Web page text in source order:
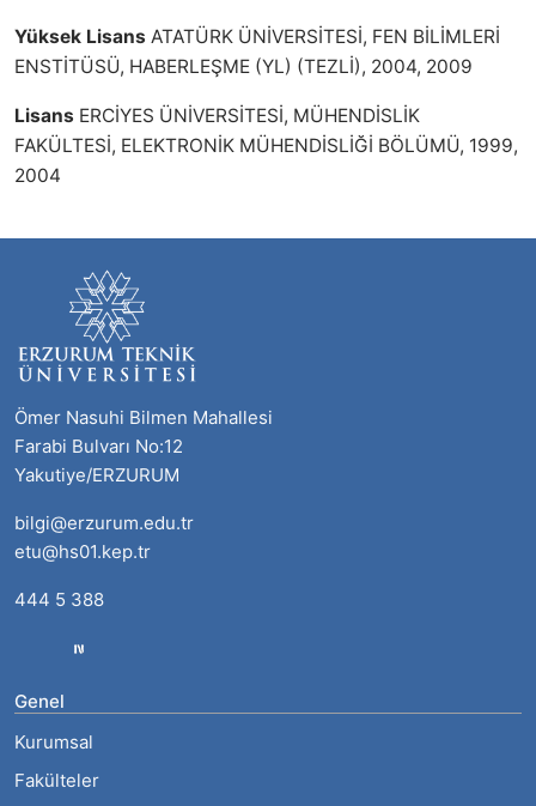
Yüksek Lisans ATATÜRK ÜNİVERSİTESİ, FEN BİLİMLERİ
ENSTİTÜSÜ, HABERLEŞME (YL) (TEZLİ), 2004, 2009
Lisans ERCİYES ÜNİVERSİTESİ, MÜHENDİSLİK
FAKÜLTESİ, ELEKTRONİK MÜHENDİSLİĞİ BÖLÜMÜ, 1999,
2004
Ömer Nasuhi Bilmen Mahallesi
Farabi Bulvarı No:12
Yakutiye/ERZURUM
bilgi@erzurum.edu.tr
etu@hs01.kep.tr
444 5 388
Genel
Kurumsal
Fakülteler